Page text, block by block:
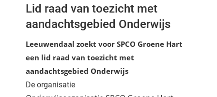
Lid raad van toezicht met
aandachtsgebied Onderwijs
Leeuwendaal zoekt voor SPCO Groene Hart
een lid raad van toezicht met
aandachtsgebied Onderwijs
De organisatie